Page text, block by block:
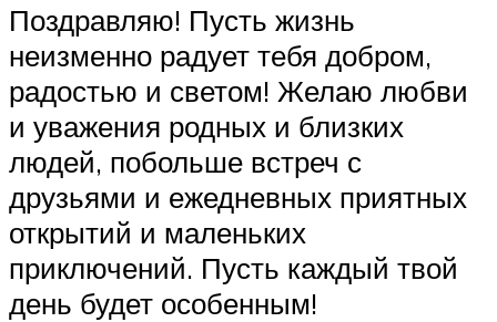
Поздравляю! Пусть жизнь
неизменно радует тебя добром,
радостью и светом! Желаю любви
и уважения родных и близких
людей, побольше встреч с
друзьями и ежедневных приятных
открытий и маленьких
приключений. Пусть каждый твой
день будет особенным!